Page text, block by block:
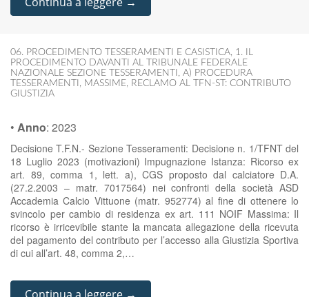
06. PROCEDIMENTO TESSERAMENTI E CASISTICA, 1. IL
PROCEDIMENTO DAVANTI AL TRIBUNALE FEDERALE
NAZIONALE SEZIONE TESSERAMENTI , A) PROCEDURA
TESSERAMENTI , MASSIME, RECLAMO AL TFN-ST: CONTRIBUTO
GIUSTIZIA
• Anno: 2023
Decisione T.F.N.- Sezione Tesseramenti: Decisione n. 1/TFNT del
18 Luglio 2023 (motivazioni) Impugnazione Istanza: Ricorso ex
art. 89, comma 1, lett. a), CGS proposto dal calciatore D.A.
(27.2.2003 – matr. 7017564) nei confronti della società ASD
Accademia Calcio Vittuone (matr. 952774) al fine di ottenere lo
svincolo per cambio di residenza ex art. 111 NOIF Massima: Il
ricorso è irricevibile stante la mancata allegazione della ricevuta
del pagamento del contributo per l’accesso alla Giustizia Sportiva
di cui all’art. 48, comma 2,…